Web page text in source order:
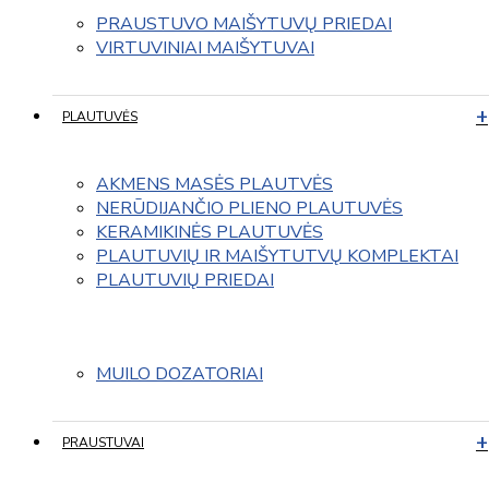
PRAUSTUVO MAIŠYTUVŲ PRIEDAI
VIRTUVINIAI MAIŠYTUVAI
PLAUTUVĖS
AKMENS MASĖS PLAUTVĖS
NERŪDIJANČIO PLIENO PLAUTUVĖS
KERAMIKINĖS PLAUTUVĖS
PLAUTUVIŲ IR MAIŠYTUTVŲ KOMPLEKTAI
PLAUTUVIŲ PRIEDAI
MUILO DOZATORIAI
PRAUSTUVAI